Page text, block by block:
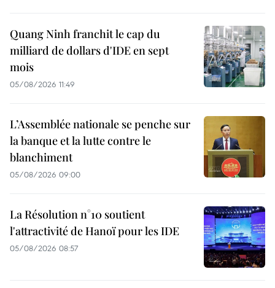
Quang Ninh franchit le cap du
milliard de dollars d'IDE en sept
mois
05/08/2026 11:49
L’Assemblée nationale se penche sur
la banque et la lutte contre le
blanchiment
05/08/2026 09:00
La Résolution n°10 soutient
l'attractivité de Hanoï pour les IDE
05/08/2026 08:57